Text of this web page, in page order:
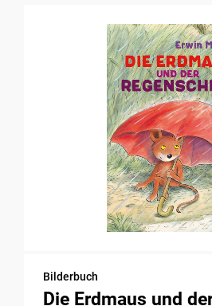
Bilderbuch
Die Erdmaus und